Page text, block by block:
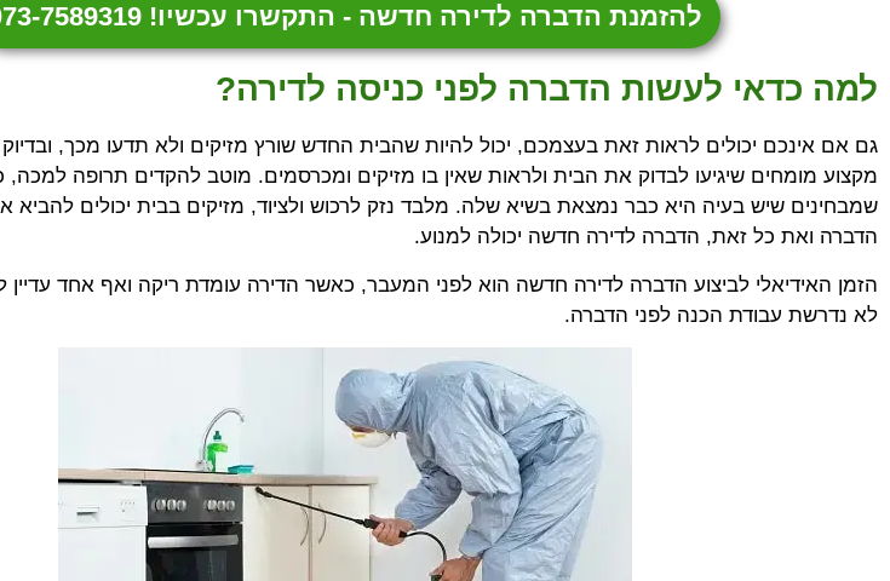
להזמנת הדברה לדירה חדשה - התקשרו עכשיו! 073-7589319
למה כדאי לעשות הדברה לפני כניסה לדירה?
גם אם אינכם יכולים לראות זאת בעצמכם, יכול להיות שהבית החדש שורץ מזיקים ולא תדעו מכך,
מקצוע מומחים שיגיעו לבדוק את הבית ולראות שאין בו מזיקים ומכרסמים. מוטב להקדים תרופה למכה,
שמבחינים שיש בעיה היא כבר נמצאת בשיא שלה. מלבד נזק לרכוש ולציוד, מזיקים בבית יכולים להביא
הדברה ואת כל זאת, הדברה לדירה חדשה יכולה למנוע.
הזמן האידיאלי לביצוע הדברה לדירה חדשה הוא לפני המעבר, כאשר הדירה עומדת ריקה ואף אחד עדיין
לא נדרשת עבודת הכנה לפני הדברה.